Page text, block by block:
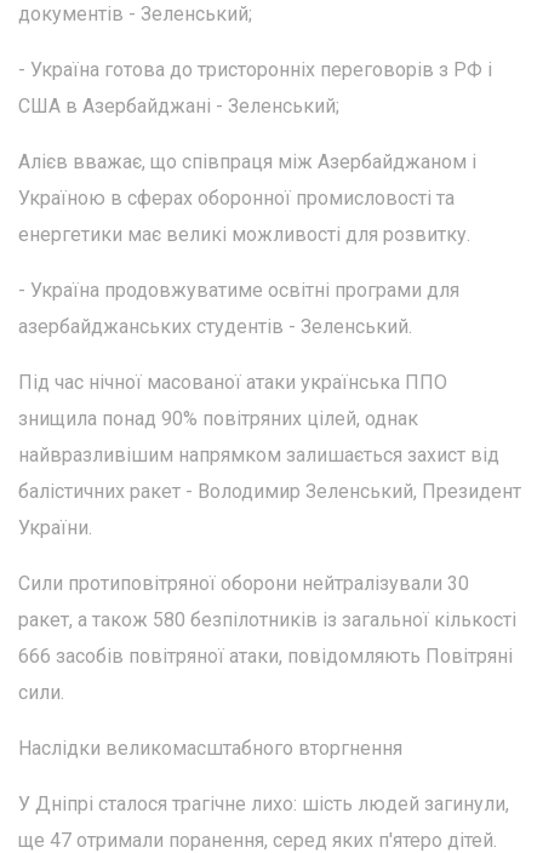
документів - Зеленський;
- Україна готова до тристоронніх переговорів з РФ і
США в Азербайджані - Зеленський;
Алієв вважає, що співпраця між Азербайджаном і
Україною в сферах оборонної промисловості та
енергетики має великі можливості для розвитку.
- Україна продовжуватиме освітні програми для
азербайджанських студентів - Зеленський.
Під час нічної масованої атаки українська ППО
знищила понад 90% повітряних цілей, однак
найвразливішим напрямком залишається захист від
балістичних ракет - Володимир Зеленський, Президент
України.
Сили протиповітряної оборони нейтралізували 30
ракет, а також 580 безпілотників із загальної кількості
666 засобів повітряної атаки, повідомляють Повітряні
сили.
Наслідки великомасштабного вторгнення
У Дніпрі сталося трагічне лихо: шість людей загинули,
ще 47 отримали поранення, серед яких п'ятеро дітей.